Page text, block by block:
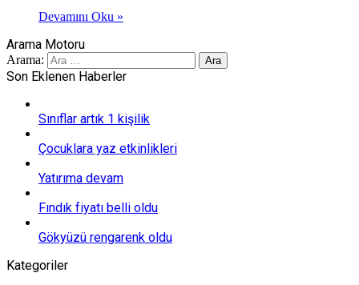
Devamını Oku »
Arama Motoru
Arama:
Son Eklenen Haberler
Sınıflar artık 1 kişilik
Çocuklara yaz etkinlikleri
Yatırıma devam
Fındık fiyatı belli oldu
Gökyüzü rengarenk oldu
Kategoriler